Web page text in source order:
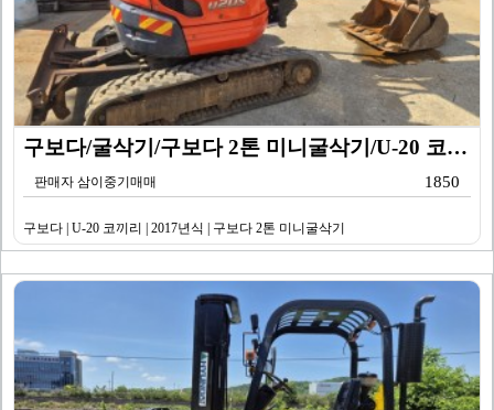
구보다/굴삭기/구보다 2톤 미니굴삭기/U-20 코끼리/…
판매자 삼이중기매매 1850
구보다 | U-20 코끼리 | 2017년식 | 구보다 2톤 미니굴삭기